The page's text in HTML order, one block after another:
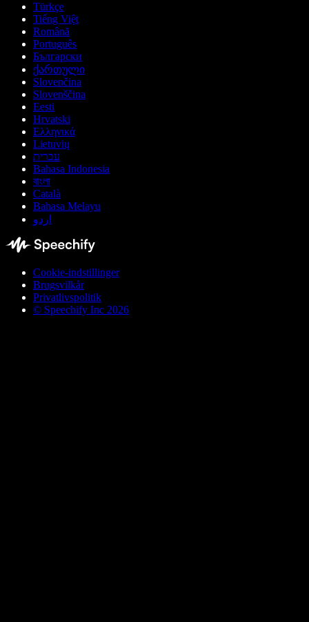
Türkçe
Tiếng Việt
Română
Português
Български
ქართული
Slovenčina
Slovenščina
Eesti
Hrvatski
Ελληνικά
Lietuvių
עברית
Bahasa Indonesia
বাংলা
Català
Bahasa Melayu
اردو
Cookie-indstillinger
Brugsvilkår
Privatlivspolitik
© Speechify Inc 2026